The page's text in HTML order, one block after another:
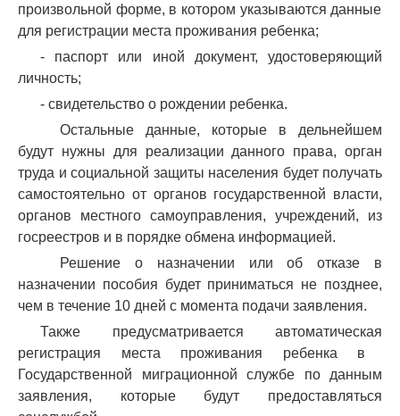
произвольной форме, в котором указываются данные
для регистрации места проживания ребенка;
- паспорт или иной документ, удостоверяющий
личность;
- свидетельство о рождении ребенка.
Остальные данные, которые в дельнейшем
будут нужны для реализации данного права, орган
труда и социальной защиты населения будет получать
самостоятельно от органов государственной власти,
органов местного самоуправления, учреждений, из
госреестров и в порядке обмена информацией.
Решение о назначении или об отказе в
назначении пособия будет приниматься не позднее,
чем в течение 10 дней с момента подачи заявления.
Также предусматривается автоматическая
регистрация места проживания ребенка в
Государственной миграционной службе по данным
заявления, которые будут предоставляться